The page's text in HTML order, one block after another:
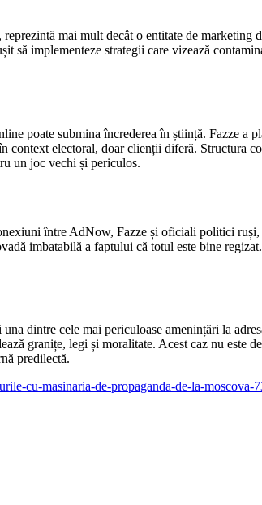
mai mult decât o entitate de marketing
să implementeze strategii care vizează
poate submina încrederea în știință. Fazze a
electoral, doar clienții diferă. Structura
un joc vechi și periculos.
între AdNow, Fazze și oficiali politici
imbatabilă a faptului că totul este bine
dintre cele mai periculoase amenințări la
granițe, legi și moralitate. Acest caz nu este
predilectă.
cu-masinaria-de-propaganda-de-la-moscova-